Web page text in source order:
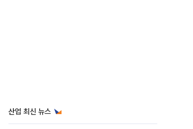
산업 최신 뉴스